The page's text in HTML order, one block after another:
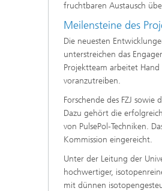
fruchtbaren Austausch
Meilensteine des
Die neuesten
unterstreichen das
Projektteam arbeitet
voranzutreiben.
Forschende des FZJ
Dazu gehört die
von PulsePol-Techniken.
Kommission eingereicht.
Unter der Leitung der
hochwertiger,
mit dünnen